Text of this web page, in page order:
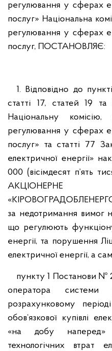
регулювання у сферах
послуг» Національна
регулювання у сферах
послуг, ПОСТАНОВЛЯЄ:
1. Відповідно до
статті 17, статей 19
Національну
регулювання у сферах
послуг» та статті 77
електричної енергії»
000 (вісімдесят п’ять
за недотримання вимог
що регулюють
енергії, та порушення
електричної енергії, а
пункту 1 Постанови №
оператора
розрахунковому
обов’язкової купівлі
«на добу наперед»
технологічних втрат